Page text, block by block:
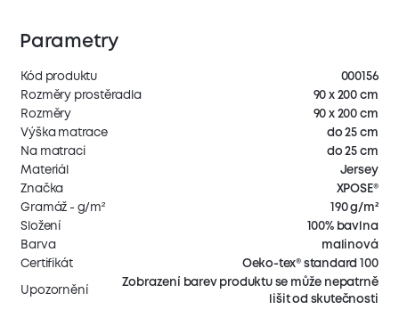
Parametry
Kód produktu
000156
Rozměry prostěradla
90 x 200 cm
Rozměry
90 x 200 cm
Výška matrace
do 25 cm
Na matraci
do 25 cm
Materiál
Jersey
Značka
XPOSE®
Gramáž - g/m²
190 g/m²
Složení
100% bavlna
Barva
malinová
Certifikát
Oeko-tex® standard 100
Upozornění
Zobrazení barev produktu se může nepatrně
lišit od skutečnosti